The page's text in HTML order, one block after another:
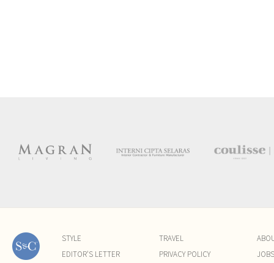
STYLE
EDITOR'S LETTER
TRAVEL
PRIVACY POLICY
JOBS